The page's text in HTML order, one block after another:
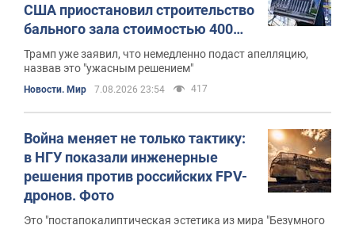
США приостановил строительство
бального зала стоимостью 400
млн долларов
Трамп уже заявил, что немедленно подаст апелляцию,
назвав это "ужасным решением"
Новости. Мир 7.08.2026 23:54 417
Война меняет не только тактику:
в НГУ показали инженерные
решения против российских FPV-
дронов. Фото
Это "постапокалиптическая эстетика из мира "Безумного